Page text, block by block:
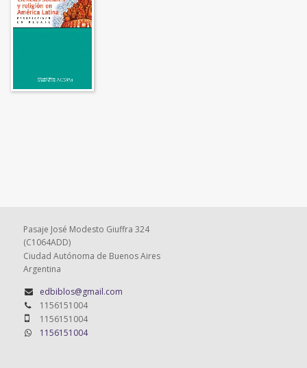
Pasaje José Modesto Giuffra 324
(C1064ADD)
Ciudad Autónoma de Buenos Aires
Argentina
edbiblos@gmail.com
1156151004
1156151004
1156151004